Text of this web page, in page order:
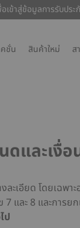
อเข้าสู่ข้อมูลการรับปร
อเข้าสู่ข้อมูลการรับปร
ชั่น สินค้าใหม่ ส
ดและเงื่อ
ละเอียด โดยเฉพ
7 และ 8 และการ
ป